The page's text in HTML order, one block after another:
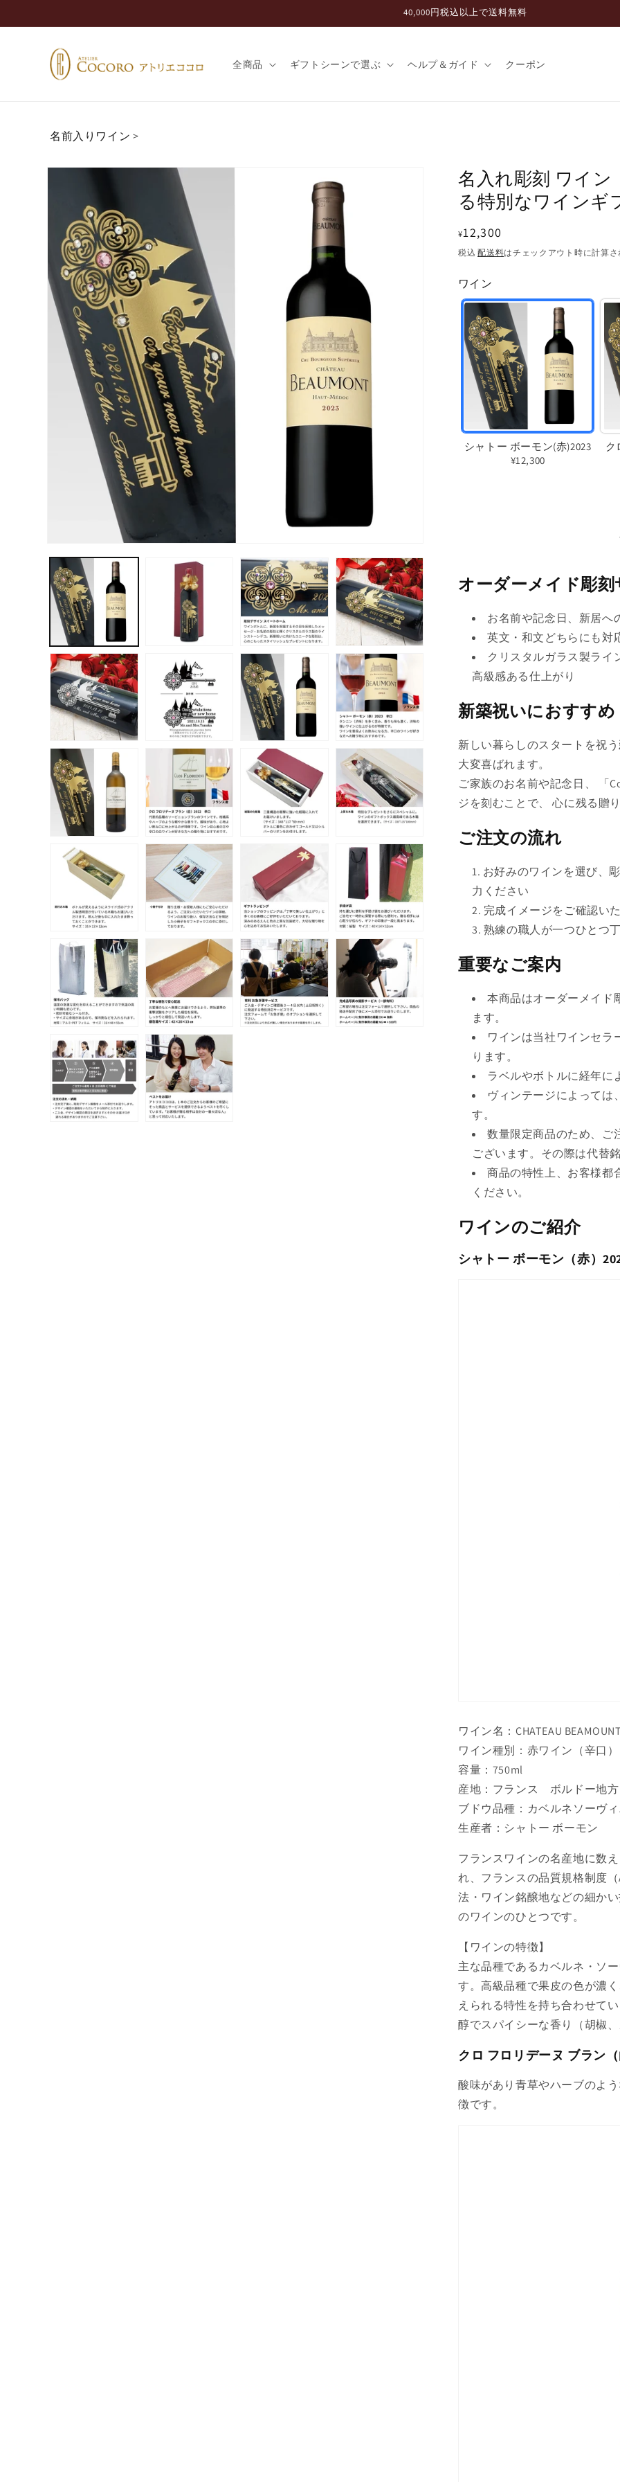
進む
40,000円税込以上で送料無料
全商品 ギフトシーンで選ぶ ヘルプ＆ガイド クーポン
名前入りワイン >
商品情
ー
ダ
ル
で
ア
(1)
を
開
名入れ彫刻 ワイン
る特別なワインギ
通
常
格
¥12,300
税込配送料はチェックアウト時に計算
ワイン
シャトー ボーモン(赤)2023
¥12,300
ョ
は
売
り
切
て
る
か
販
売
で
ま
せ
ん
ク
オーダーメイド彫
お名前や記念日、新居へ
英文・和文どちらにも対
クリスタルガラス製ライ
高級感ある仕上がり
新築祝いにおすすめ
新しい暮らしのスタートを祝う
大変喜ばれます。
ご家族のお名前や記念日、 「
ジを刻むことで、 心に残る贈
ご注文の流れ
お好みのワインを選び、
力ください
完成イメージをご確認い
熟練の職人が一つひとつ
重要なご案内
本商品はオーダーメイド
ます。
ワインは当社ワインセラ
ります。
ラベルやボトルに経年に
ヴィンテージによっては
す。
数量限定商品のため、ご
ございます。その際は代替
商品の特性上、お客様都
ください。
ワインのご紹介
シャトー ボーモン（赤）
ワイン名：CHATEAU
ワイン種別：赤ワイン（辛口）
容量：750ml
産地：フランス ボルドー地
ブドウ品種：カベルネソーヴ
生産者：シャトー ボーモン
フランスワインの名産地に数
れ、フランスの品質規格制度
法・ワイン銘醸地などの細か
のワインのひとつです。
【ワインの特徴】
主な品種であるカベルネ・ソ
す。高級品種で果皮の色が濃
えられる特性を持ち合わせて
醇でスパイシーな香り（胡椒
クロ フロリデーヌ ブラン
酸味があり青草やハーブのよ
徴です。